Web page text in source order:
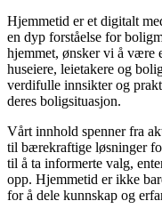
Hjemmetid er et digitalt
en dyp forståelse for
hjemmet, ønsker vi å være
huseiere, leietakere og
verdifulle innsikter og
deres boligsituasjon.
Vårt innhold spenner fra
til bærekraftige løsninger
til å ta informerte valg,
opp. Hjemmetid er ikke
for å dele kunnskap og